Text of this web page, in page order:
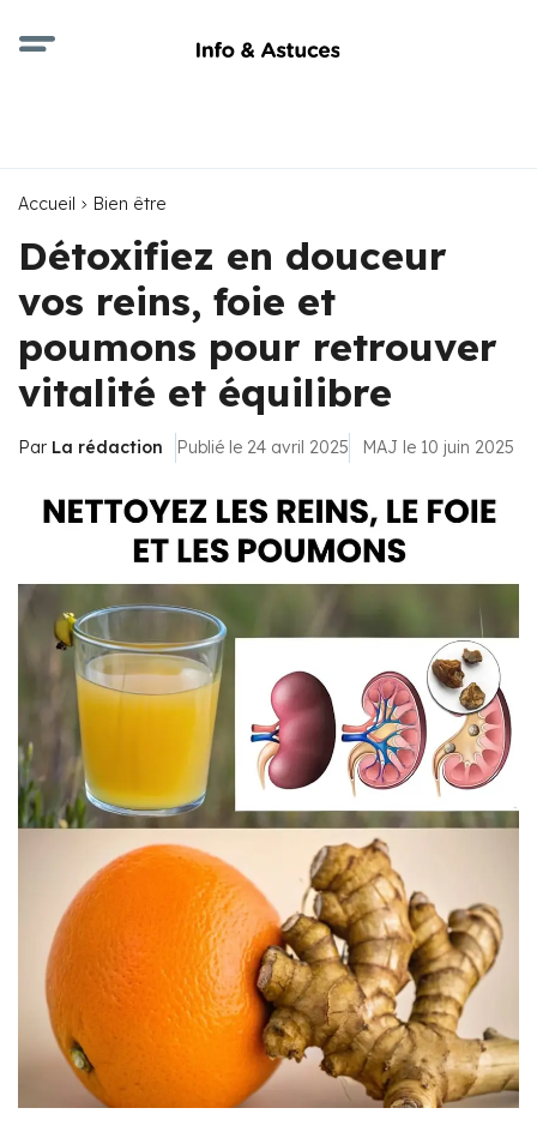
Accueil Bien être
Détoxifiez en douceur
vos reins, foie et
poumons pour retrouver
vitalité et équilibre
Par La rédaction Publié le 24 avril 2025 MAJ le 10 juin 2025